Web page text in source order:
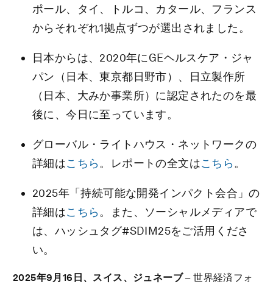
ポール、タイ、トルコ、カタール、フランス
からそれぞれ1拠点ずつが選出されました。
日本からは、2020年にGEヘルスケア・ジャ
パン（日本、東京都日野市）、日立製作所
（日本、大みか事業所）に認定されたのを最
後に、今日に至っています。
グローバル・ライトハウス・ネットワークの
詳細はこちら。レポートの全文はこちら。
2025年「持続可能な開発インパクト会合」の
詳細はこちら。また、ソーシャルメディアで
は、ハッシュタグ#SDIM25をご活用くださ
い。
2025年9月 16 日、スイス、ジュネーブ– 世界経済フォ